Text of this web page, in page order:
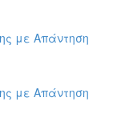
με Απάντηση
με Απάντηση